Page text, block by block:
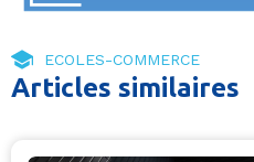
ECOLES-COMMERCE
Articles similaires